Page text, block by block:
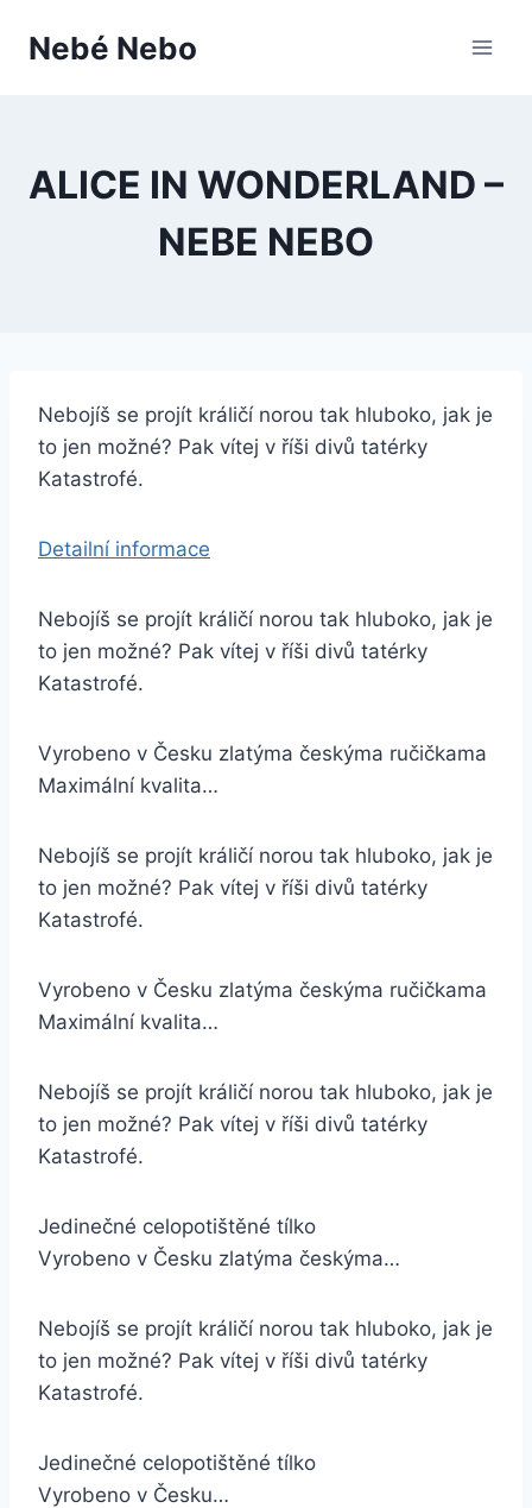
Nebé Nebo
ALICE IN WONDERLAND –
NEBE NEBO
Nebojíš se projít králičí norou tak hluboko, jak je
to jen možné? Pak vítej v říši divů tatérky
Katastrofé.
Detailní informace
Nebojíš se projít králičí norou tak hluboko, jak je
to jen možné? Pak vítej v říši divů tatérky
Katastrofé.
Vyrobeno v Česku zlatýma českýma ručičkama
Maximální kvalita…
Nebojíš se projít králičí norou tak hluboko, jak je
to jen možné? Pak vítej v říši divů tatérky
Katastrofé.
Vyrobeno v Česku zlatýma českýma ručičkama
Maximální kvalita…
Nebojíš se projít králičí norou tak hluboko, jak je
to jen možné? Pak vítej v říši divů tatérky
Katastrofé.
Jedinečné celopotištěné tílko
Vyrobeno v Česku zlatýma českýma…
Nebojíš se projít králičí norou tak hluboko, jak je
to jen možné? Pak vítej v říši divů tatérky
Katastrofé.
Jedinečné celopotištěné tílko
Vyrobeno v Česku…